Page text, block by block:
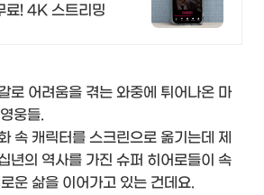
료! 4K 스트리밍
로 어려움을 겪는 와중에 튀어나온 마
웅들.
속 캐릭터를 스크린으로 옮기는데 제
년의 역사를 가진 슈퍼 히어로들이 속
운 삶을 이어가고 있는 건데요.